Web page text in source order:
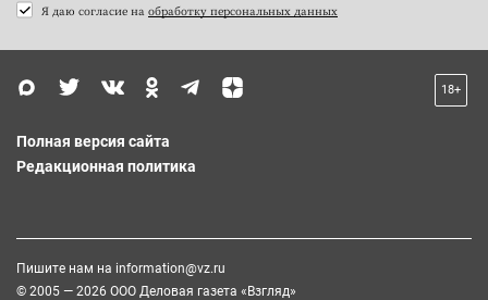
Я даю согласие на обработку персональных данных
18+
Полная версия сайта
Редакционная политика
Пишите нам на information@vz.ru
© 2005 — 2026 ООО Деловая газета «Взгляд»